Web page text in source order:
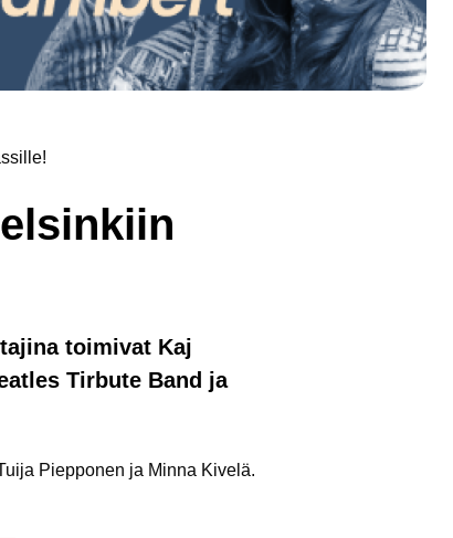
toimivat Kaj
Tirbute Band ja
Piepponen ja Minna Kivelä.